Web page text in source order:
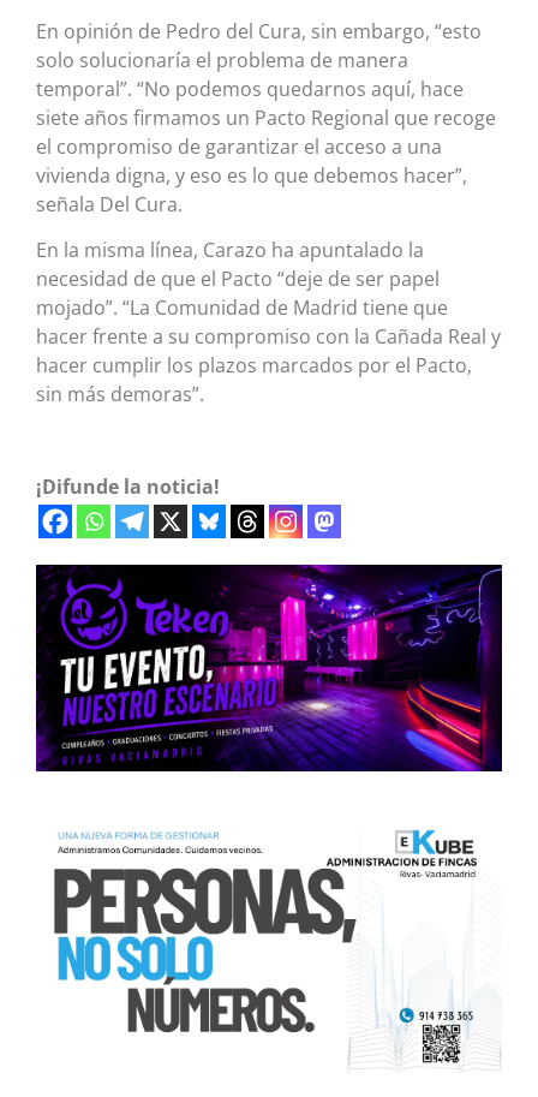
En opinión de Pedro del Cura, sin embargo, “esto
solo solucionaría el problema de manera
temporal”. “No podemos quedarnos aquí, hace
siete años firmamos un Pacto Regional que recoge
el compromiso de garantizar el acceso a una
vivienda digna, y eso es lo que debemos hacer”,
señala Del Cura.
En la misma línea, Carazo ha apuntalado la
necesidad de que el Pacto “deje de ser papel
mojado”. “La Comunidad de Madrid tiene que
hacer frente a su compromiso con la Cañada Real y
hacer cumplir los plazos marcados por el Pacto,
sin más demoras”.
¡Difunde la noticia!